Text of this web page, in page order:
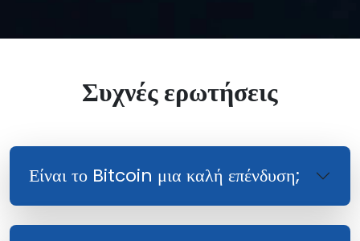
Συχνές ερωτήσεις
Είναι το Bitcoin μια καλή επένδυση;